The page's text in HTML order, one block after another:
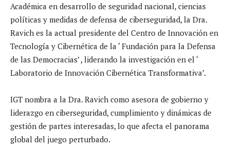
Académica en desarrollo de seguridad nacional, ciencias
políticas y medidas de defensa de ciberseguridad, la Dra.
Ravich es la actual presidente del Centro de Innovación en
Tecnología y Cibernética de la ‘ Fundación para la Defensa
de las Democracias’ , liderando la investigación en el ‘
Laboratorio de Innovación Cibernética Transformativa’.
IGT nombra a la Dra. Ravich como asesora de gobierno y
liderazgo en ciberseguridad, cumplimiento y dinámicas de
gestión de partes interesadas, lo que afecta el panorama
global del juego perturbado.